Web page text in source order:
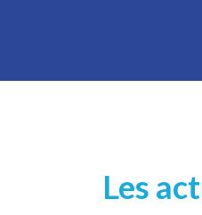
Les